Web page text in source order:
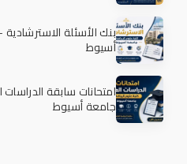
بنك الأسئلة
أسيوط
امتحانات سابقة الدراسات
جامعة أسيوط